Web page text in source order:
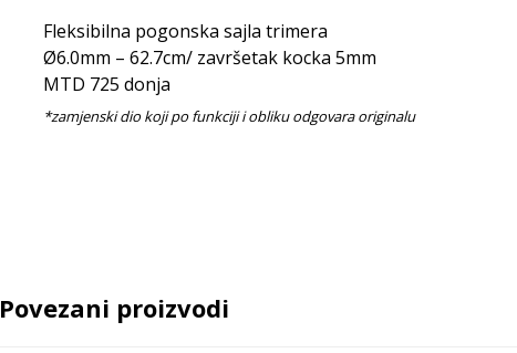
Fleksibilna pogonska sajla trimera
Ø6.0mm – 62.7cm/ završetak kocka 5mm
MTD 725 donja
Povezani proizvodi